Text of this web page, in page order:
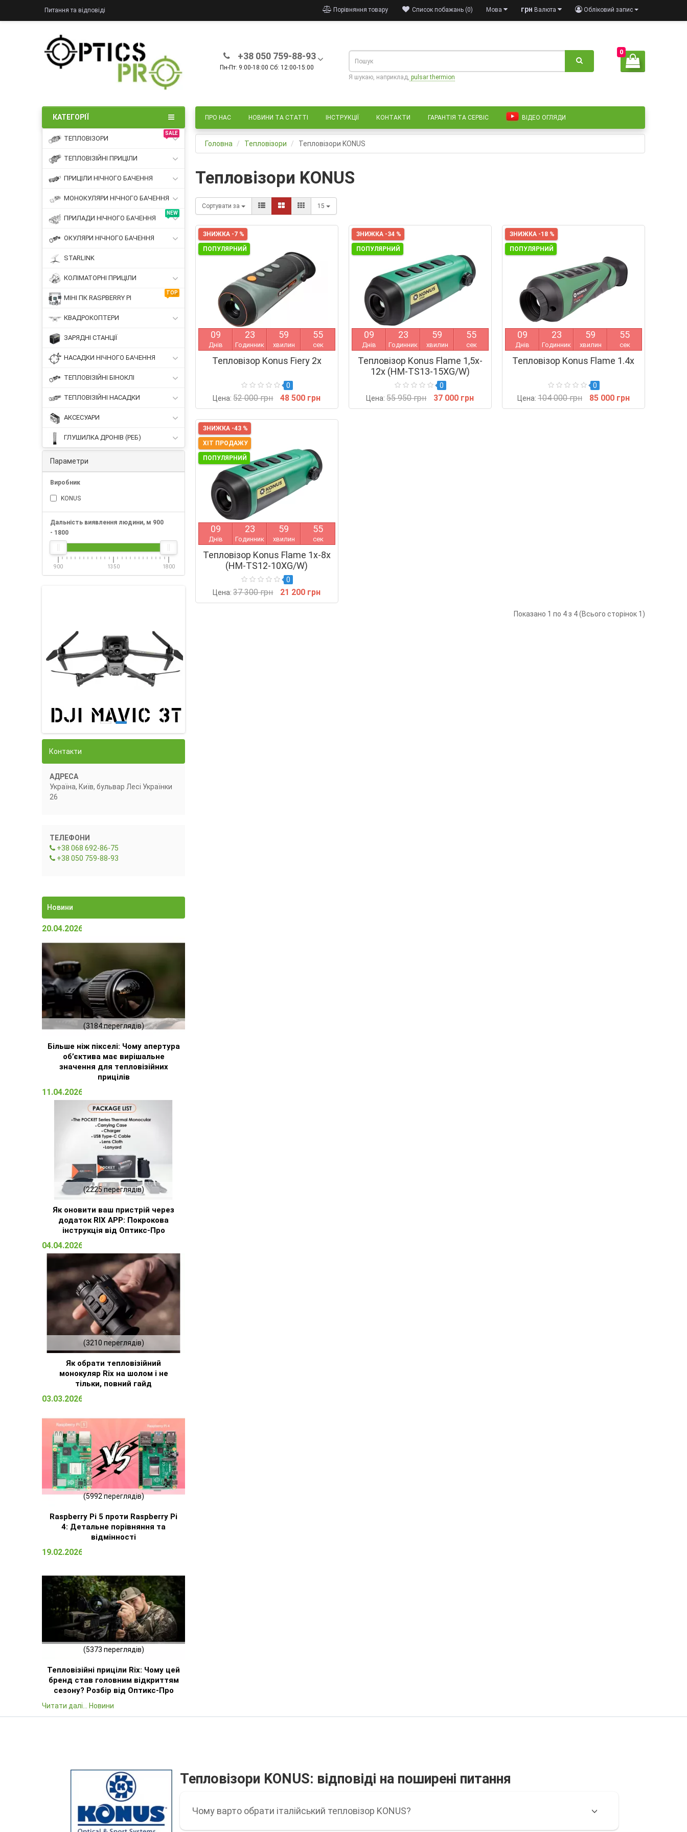
Питання та відповіді Обліковий запис
грн Валюта
Мова
Список побажань (0)
Порівняння товару
+38 050 759-88-93
Пн-Пт: 9:00-18:00 Сб: 12:00-15:00
0
Я шукаю, наприклад, pulsar thermion
ПРО НАС НОВИНИ ТА СТАТТІ ІНСТРУКЦІЇ КОНТАКТИ ГАРАНТІЯ ТА СЕРВІС ВІДЕО ОГЛЯДИ
КАТЕГОРІЇ
SALE
ТЕПЛОВІЗОРИ
ТЕПЛОВІЗІЙНІ ПРИЦІЛИ
ПРИЦІЛИ НІЧНОГО БАЧЕННЯ
МОНОКУЛЯРИ НІЧНОГО БАЧЕННЯ
NEW
ПРИЛАДИ НІЧНОГО БАЧЕННЯ
ОКУЛЯРИ НІЧНОГО БАЧЕННЯ
STARLINK
КОЛІМАТОРНІ ПРИЦІЛИ
TOP
МІНІ ПК RASPBERRY PI
КВАДРОКОПТЕРИ
ЗАРЯДНІ СТАНЦІЇ
НАСАДКИ НІЧНОГО БАЧЕННЯ
ТЕПЛОВІЗІЙНІ БІНОКЛІ
ТЕПЛОВІЗІЙНІ НАСАДКИ
АКСЕСУАРИ
ГЛУШИЛКА ДРОНІВ (РЕБ)
Головна Тепловізори Тепловізори KONUS
Параметри
Виробник
KONUS
Дальність виявлення людини, м 900
- 1800
900 1350 1800
Контакти
АДРЕСА
Україна, Київ, бульвар Лесі Українки
26
ТЕЛЕФОНИ
+38 068 692-86-75
+38 050 759-88-93
Новини
20.04.2026 15:23
(3184 переглядів)
Більше ніж пікселі: Чому апертура
об’єктива має вирішальне
значення для тепловізійних
прицілів
11.04.2026 16:51
(2225 переглядів)
Як оновити ваш пристрій через
додаток RIX APP: Покрокова
інструкція від Оптикс-Про
04.04.2026 14:32
(3210 переглядів)
Як обрати тепловізійний
монокуляр Rix на шолом і не
тільки, повний гайд
03.03.2026 15:09
(5992 переглядів)
Raspberry Pi 5 проти Raspberry Pi
4: Детальне порівняння та
відмінності
19.02.2026 13:13
(5373 переглядів)
Тепловізійні приціли Rix: Чому цей
бренд став головним відкриттям
сезону? Розбір від Оптикс-Про
Читати далі... Новини
Тепловізори KONUS
Сортувати за 15
ЗНИЖКА -7 %
ПОПУЛЯРНИЙ
09
Днів
23
Годинник
59
хвилин
54
сек
Тепловізор Konus Fiery 2x
0
Цена:52 000 грн 48 500 грн
ЗНИЖКА -34 %
ПОПУЛЯРНИЙ
09
Днів
23
Годинник
59
хвилин
54
сек
Тепловізор Konus Flame 1,5x-
12x (HM-TS13-15XG/W)
0
Цена:55 950 грн 37 000 грн
ЗНИЖКА -18 %
ПОПУЛЯРНИЙ
09
Днів
23
Годинник
59
хвилин
54
сек
Тепловізор Konus Flame 1.4x
0
Цена: 104 000 грн 85 000 грн
ЗНИЖКА -43 %
ХІТ ПРОДАЖУ
ПОПУЛЯРНИЙ
09
Днів
23
Годинник
59
хвилин
54
сек
Тепловізор Konus Flame 1x-8x
(HM-TS12-10XG/W)
0
Цена:37 300 грн 21 200 грн
Показано 1 по 4 з 4 (Всього сторінок 1)
Тепловізори KONUS: відповіді на поширені питання
Чому варто обрати італійський тепловізор KONUS?